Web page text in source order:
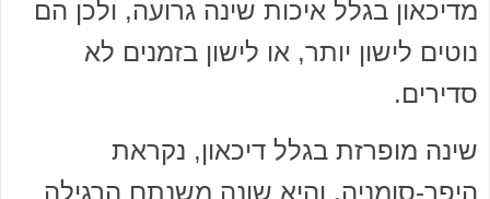
מדיכאון בגלל איכות שינה גרועה, ולכן הם
נוטים לישון יותר, או לישון בזמנים לא
סדירים.
שינה מופרזת בגלל דיכאון, נקראת
היפר-סומניה, והיא שונה משנתם הרגילה